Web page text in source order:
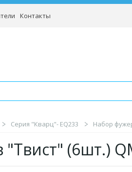
Контакты
Серия "Кварц"- EQ233 Набор
(6шт.)